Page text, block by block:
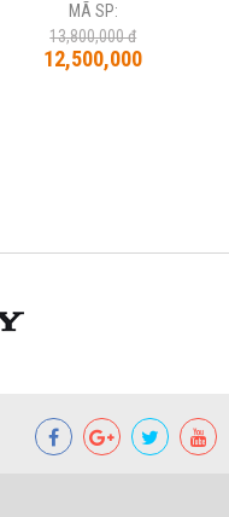
MÃ SP:
13,800,000 đ
12,500,000